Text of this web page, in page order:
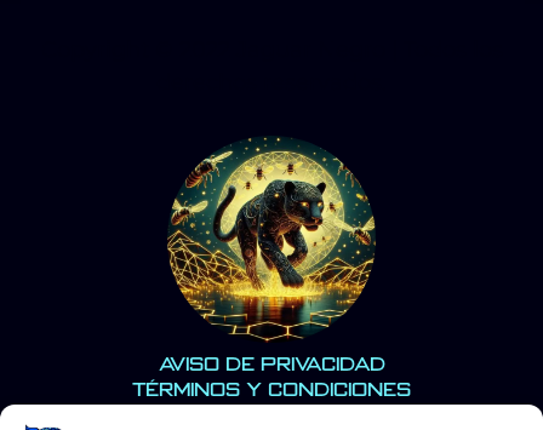
Aviso de Privacidad
Términos y Condiciones